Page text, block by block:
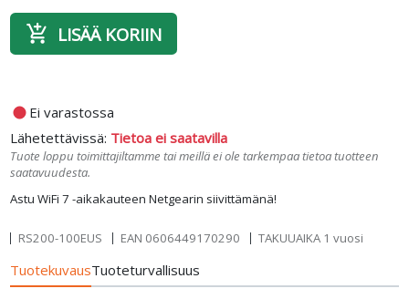
Astu WiFi 7 -aikakauteen Netgearin siivittämänä!
add_shopping_cart LISÄÄ KORIIN
fiber_manual_record Ei varastossa
Lähetettävissä: Tietoa ei saatavilla
Tuote loppu toimittajiltamme tai meillä ei ole tarkempaa tietoa tuotteen
saatavuudesta.
RS200-100EUS EAN 0606449170290 TAKUUAIKA 1 vuosi
TuotekuvausTuoteturvallisuus